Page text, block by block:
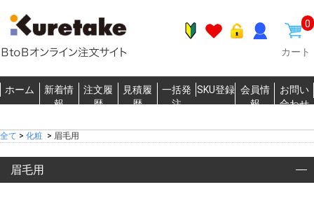
0
カート
ホーム
新着情
報
注文履
歴
見積履
歴
一括発
注
SKU登録 会員情
報
お問い
合わせ
全て > 化粧 > 眉毛用
眉毛用